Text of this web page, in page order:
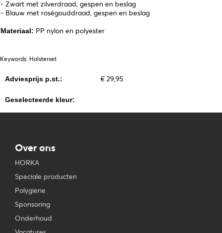
- Zwart met zilverdraad, gespen en beslag
- Blauw met roségouddraad, gespen en beslag
Materiaal: PP nylon en polyester
Keywords: Halsterset
Adviesprijs p.st.: € 29,95
Geselecteerde kleur:
Over ons
HORKA
Speciale producten
Polygiene
Sponsoring
Onderhoud